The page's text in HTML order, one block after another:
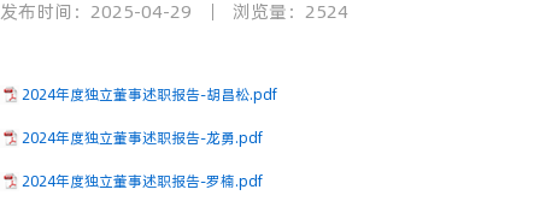
发布时间：2025-04-29 浏览量：2524
2024年度独立董事述职报告-胡昌松.pdf
2024年度独立董事述职报告-龙勇.pdf
2024年度独立董事述职报告-罗楠.pdf